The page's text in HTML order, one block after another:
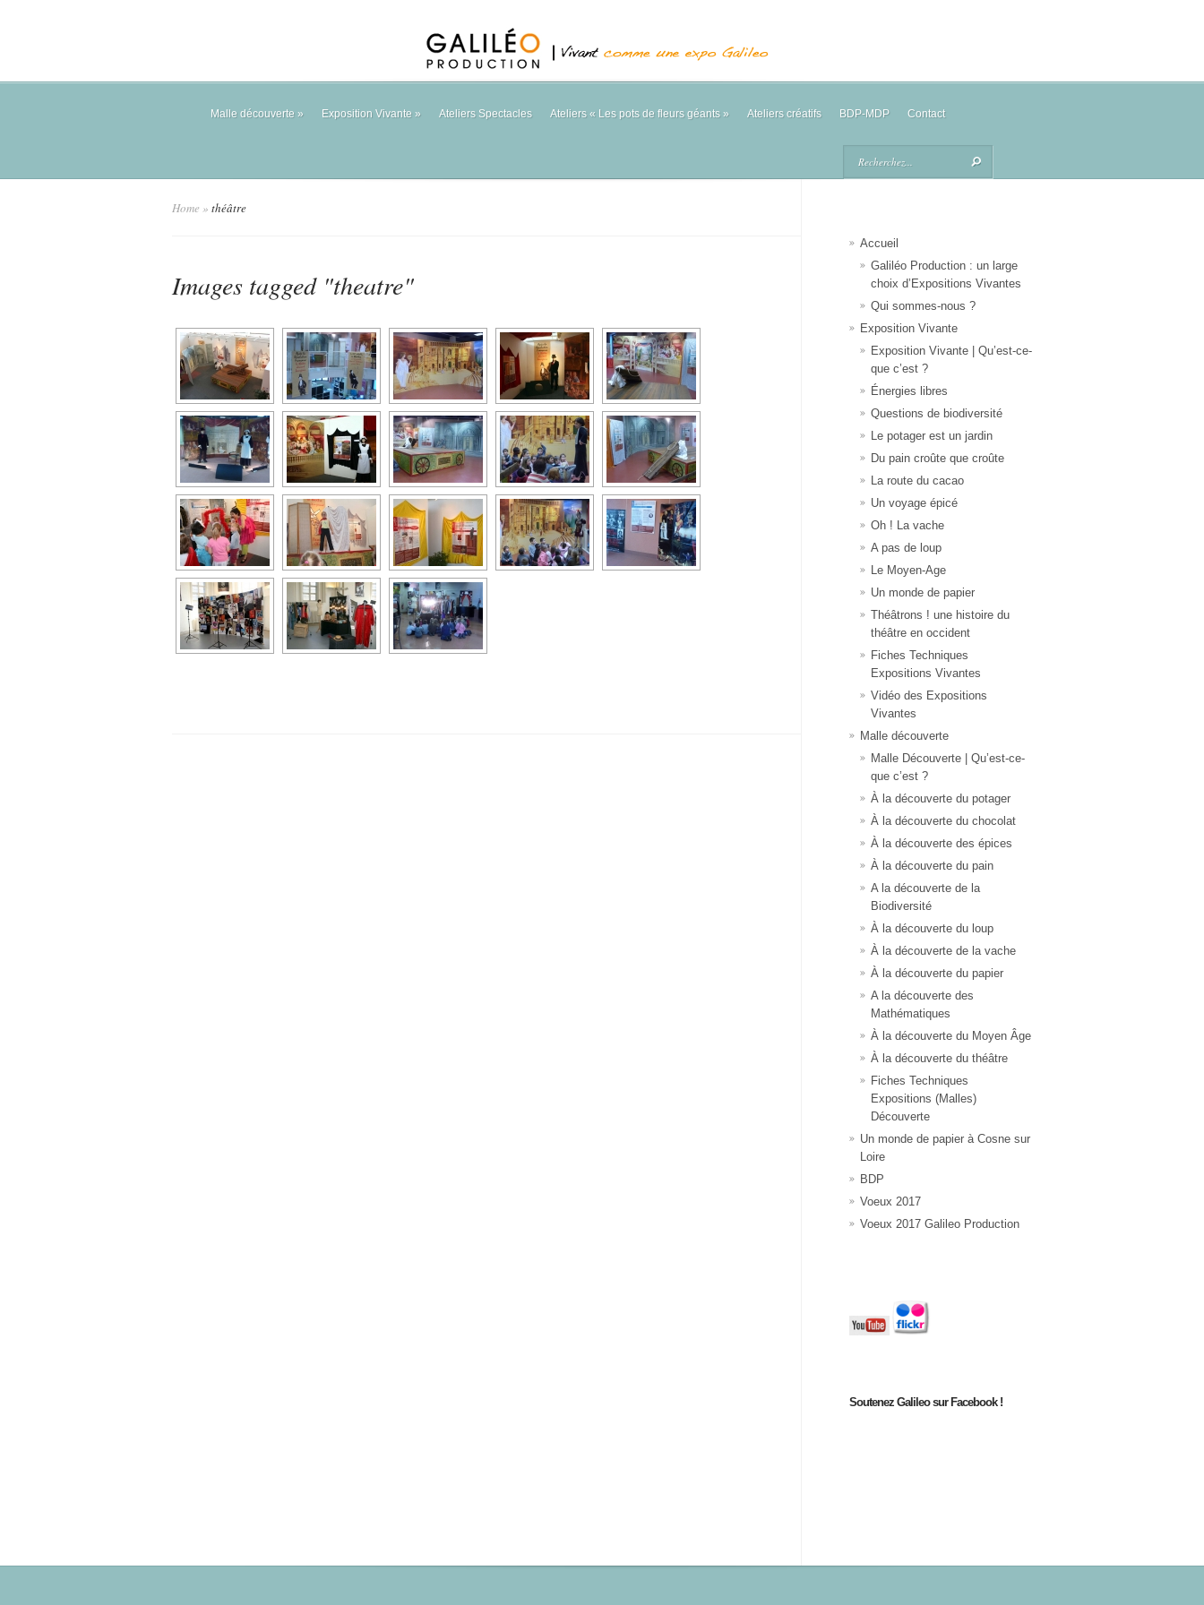
Malle découverte » Exposition Vivante » Ateliers Spectacles Ateliers « Les pots de fleurs géants » Ateliers créatifs BDP-MDP Contact
Home » théâtre
Images tagged "theatre"
Accueil
Galiléo Production : un large
choix d’Expositions Vivantes
Qui sommes-nous ?
Exposition Vivante
Exposition Vivante | Qu’est-ce-
que c’est ?
Énergies libres
Questions de biodiversité
Le potager est un jardin
Du pain croûte que croûte
La route du cacao
Un voyage épicé
Oh ! La vache
A pas de loup
Le Moyen-Age
Un monde de papier
Théâtrons ! une histoire du
théâtre en occident
Fiches Techniques
Expositions Vivantes
Vidéo des Expositions
Vivantes
Malle découverte
Malle Découverte | Qu’est-ce-
que c’est ?
À la découverte du potager
À la découverte du chocolat
À la découverte des épices
À la découverte du pain
A la découverte de la
Biodiversité
À la découverte du loup
À la découverte de la vache
À la découverte du papier
A la découverte des
Mathématiques
À la découverte du Moyen Âge
À la découverte du théâtre
Fiches Techniques
Expositions (Malles)
Découverte
Un monde de papier à Cosne sur
Loire
BDP
Voeux 2017
Voeux 2017 Galileo Production
Soutenez Galileo sur Facebook !